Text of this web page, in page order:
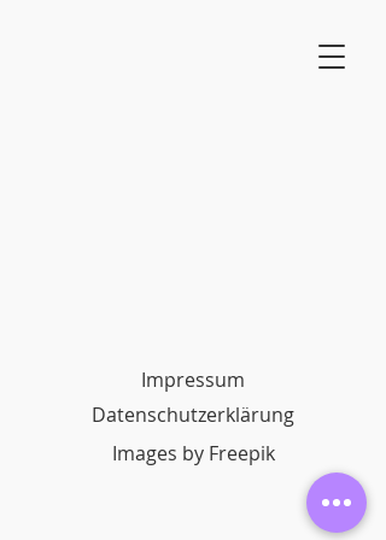
Impressum
Datenschutzerklärung
Images by Freepik